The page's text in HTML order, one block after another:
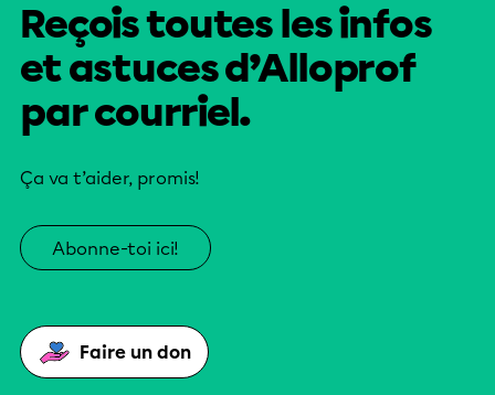
Reçois toutes les infos
et astuces d’Alloprof
par courriel.
Ça va t’aider, promis!
Abonne-toi ici!
Faire un don